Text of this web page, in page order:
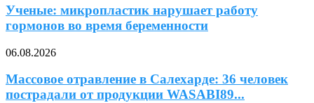
Ученые: микропластик нарушает работу
гормонов во время беременности
06.08.2026
Массовое отравление в Салехарде: 36 человек
пострадали от продукции WASABI89...